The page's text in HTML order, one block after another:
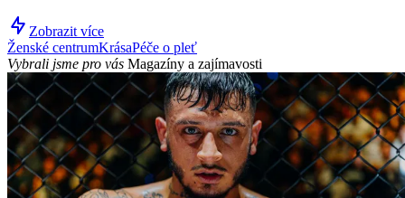
Zobrazit více
Ženské centrumKrásaPéče o pleť
Vybrali jsme pro vás Magazíny a zajímavosti